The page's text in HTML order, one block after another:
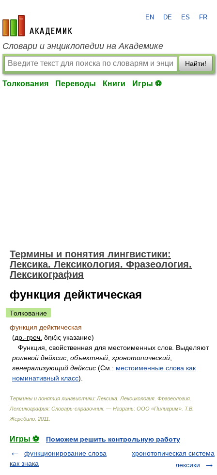
academic.ru
EN DE ES FR
Словари и энциклопедии на Академике
Найти!
Толкования Переводы Книги Игры ⚽
Термины и понятия лингвистики:
Лексика. Лексикология. Фразеология.
Лексикография
функция дейктическая
Толкование
функция дейктическая
(др.-греч. δηιζις указание)
Функция, свойственная для местоименных слов. Выделяют
ролевой дейксис объектный хронотопический
генерализующий дейксис (См.: местоименные слова как
номинативный класс).
Термины и понятия лингвистики: Лексика. Лексикология. Фразеология.
Лексикография: Словарь-справочник. — Назрань: ООО «Пилигрим» Т.В.
Жеребило 2011
Игры ⚽
Поможем решить контрольную работу
функционирование слова
как знака
хронотопическая система
лексики